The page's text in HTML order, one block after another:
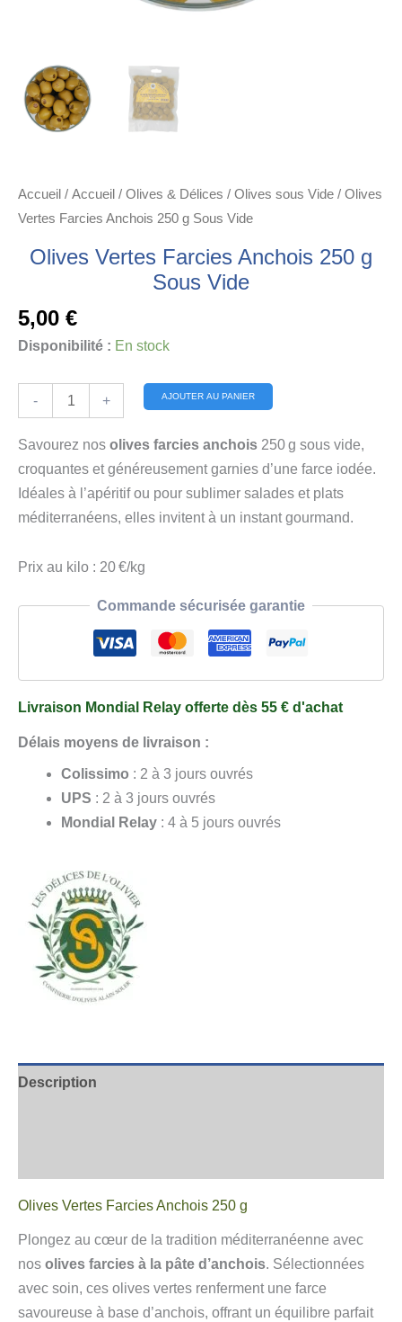
Accueil / Accueil / Olives & Délices / Olives sous Vide / Olives
Vertes Farcies Anchois 250 g Sous Vide
Olives Vertes Farcies Anchois 250 g
Sous Vide
5,00 €
Disponibilité : En stock
-
de
Olives
Vertes
Farcies
Anchois
g
+ AJOUTER AU PANIER
Savourez nos olives farcies anchois 250 g sous vide,
croquantes et généreusement garnies d’une farce iodée.
Idéales à l’apéritif ou pour sublimer salades et plats
méditerranéens, elles invitent à un instant gourmand.
Prix au kilo : 20 €/kg
Commande sécurisée garantie
Livraison Mondial Relay offerte dès 55 € d'achat
Délais moyens de livraison :
Colissimo : 2 à 3 jours ouvrés
UPS : 2 à 3 jours ouvrés
Mondial Relay : 4 à 5 jours ouvrés
Description
Olives Vertes Farcies Anchois 250 g
Plongez au cœur de la tradition méditerranéenne avec
nos olives farcies à la pâte d’anchois. Sélectionnées
avec soin, ces olives vertes renferment une farce
savoureuse à base d’anchois, offrant un équilibre parfait